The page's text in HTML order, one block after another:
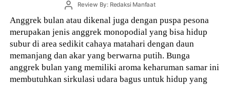
PostReview By: Redaksi Manfaat
Anggrek bulan atau dikenal juga dengan puspa pesona
merupakan jenis anggrek monopodial yang bisa hidup
subur di area sedikit cahaya matahari dengan daun
memanjang dan akar yang berwarna putih. Bunga
anggrek bulan yang memiliki aroma keharuman samar ini
membutuhkan sirkulasi udara bagus untuk hidup yang